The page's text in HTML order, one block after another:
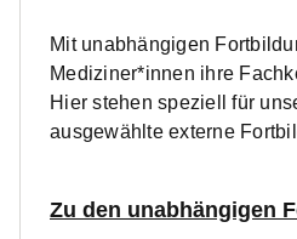
Mit unabhängigen
Mediziner*innen ihre
Hier stehen speziell für
ausgewählte externe
Zu den unabhängigen